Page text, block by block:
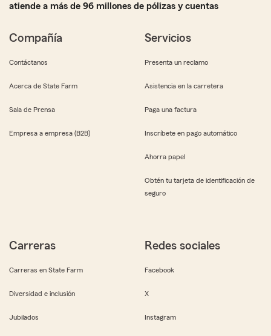
atiende a más de 96 millones de pólizas y cuentas
Compañía
Contáctanos
Acerca de State Farm
Sala de Prensa
Empresa a empresa (B2B)
Servicios
Presenta un reclamo
Asistencia en la carretera
Paga una factura
Inscríbete en pago automático
Ahorra papel
Obtén tu tarjeta de identificación de
seguro
Carreras
Carreras en State Farm
Diversidad e inclusión
Jubilados
Redes sociales
Facebook
X
Instagram